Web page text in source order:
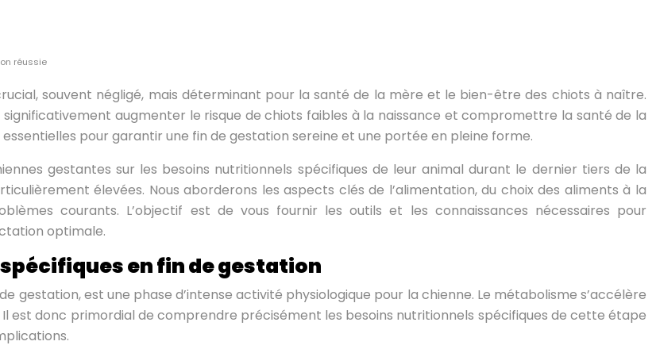
réussie
souvent négligé, mais déterminant pour la santé de la mère et le bien-être des chiots à naître.
augmenter le risque de chiots faibles à la naissance et compromettre la santé de la
pour garantir une fin de gestation sereine et une portée en pleine forme.
gestantes sur les besoins nutritionnels spécifiques de leur animal durant le dernier tiers de la
élevées. Nous aborderons les aspects clés de l’alimentation, du choix des aliments à la
courants. L’objectif est de vous fournir les outils et les connaissances nécessaires pour
optimale.
en fin de gestation
gestation, est une phase d’intense activité physiologique pour la chienne. Le métabolisme s’accélère
donc primordial de comprendre précisément les besoins nutritionnels spécifiques de cette étape